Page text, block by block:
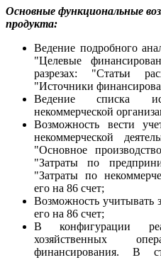
Основные функциональные
продукта:
Ведение подробного
"Целевые
разрезах: "Статьи
"Источники
Ведение списка
некоммерческой
Возможность вести
некоммерческой
"Основное
"Затраты по
"Затраты по
его на 86 счет;
Возможность учитывать
его на 86 счет;
В конфигурации
хозяйственных
финансирования. В